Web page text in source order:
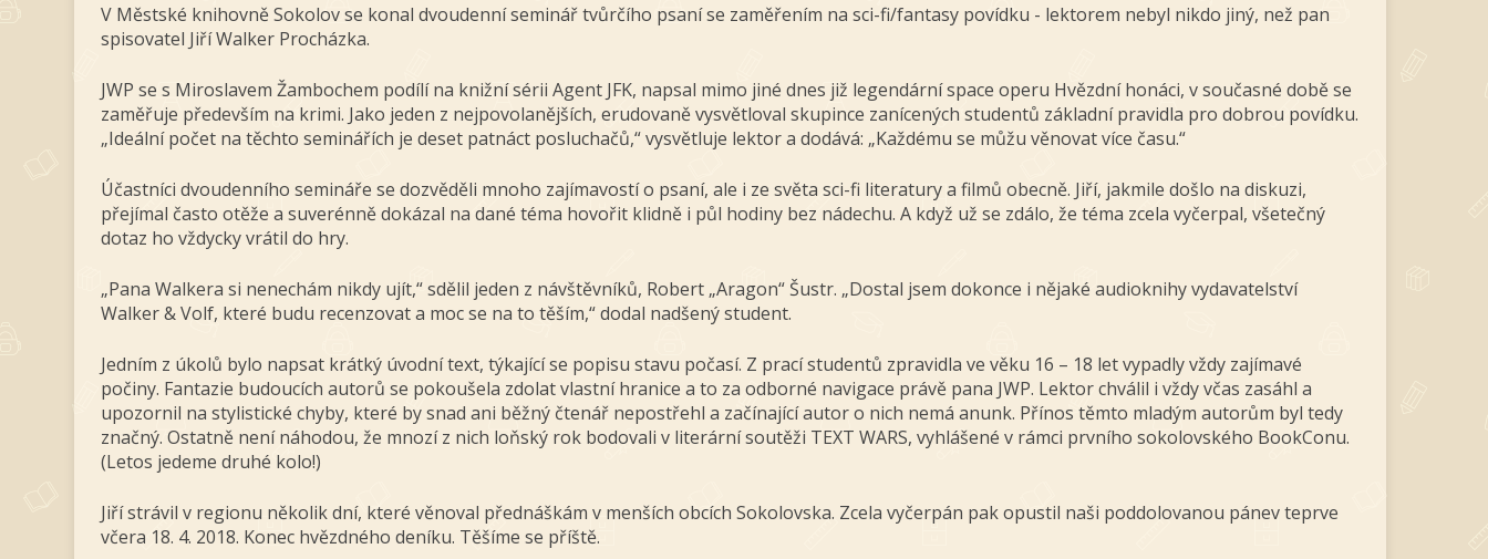
V Městské knihovně Sokolov se konal dvoudenní seminář tvůrčího psaní se zaměřením na sci-fi/fantasy povídku - lektorem nebyl nikdo jiný, než pan
spisovatel Jiří Walker Procházka.
JWP se s Miroslavem Žambochem podílí na knižní sérii Agent JFK, napsal mimo jiné dnes již legendární space operu Hvězdní honáci, v současné době se
zaměřuje především na krimi. Jako jeden z nejpovolanějších, erudovaně vysvětloval skupince zanícených studentů základní pravidla pro dobrou povídku.
„Ideální počet na těchto seminářích je deset patnáct posluchačů,“ vysvětluje lektor a dodává: „Každému se můžu věnovat více času.“
Účastníci dvoudenního semináře se dozvěděli mnoho zajímavostí o psaní, ale i ze světa sci-fi literatury a filmů obecně. Jiří, jakmile došlo na diskuzi,
přejímal často otěže a suverénně dokázal na dané téma hovořit klidně i půl hodiny bez nádechu. A když už se zdálo, že téma zcela vyčerpal, všetečný
dotaz ho vždycky vrátil do hry.
„Pana Walkera si nenechám nikdy ujít,“ sdělil jeden z návštěvníků, Robert „Aragon“ Šustr. „Dostal jsem dokonce i nějaké audioknihy vydavatelství
Walker & Volf, které budu recenzovat a moc se na to těším,“ dodal nadšený student.
Jedním z úkolů bylo napsat krátký úvodní text, týkající se popisu stavu počasí. Z prací studentů zpravidla ve věku 16 – 18 let vypadly vždy zajímavé
počiny. Fantazie budoucích autorů se pokoušela zdolat vlastní hranice a to za odborné navigace právě pana JWP. Lektor chválil i vždy včas zasáhl a
upozornil na stylistické chyby, které by snad ani běžný čtenář nepostřehl a začínající autor o nich nemá anunk. Přínos těmto mladým autorům byl tedy
značný. Ostatně není náhodou, že mnozí z nich loňský rok bodovali v literární soutěži TEXT WARS, vyhlášené v rámci prvního sokolovského BookConu.
(Letos jedeme druhé kolo!)
Jiří strávil v regionu několik dní, které věnoval přednáškám v menších obcích Sokolovska. Zcela vyčerpán pak opustil naši poddolovanou pánev teprve
včera 18. 4. 2018. Konec hvězdného deníku. Těšíme se příště.